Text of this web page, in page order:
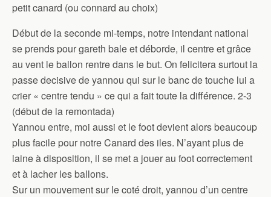
petit canard (ou connard au choix)
Début de la seconde mi-temps, notre intendant national
se prends pour gareth bale et déborde, il centre et grâce
au vent le ballon rentre dans le but. On felicitera surtout la
passe decisive de yannou qui sur le banc de touche lui a
crier « centre tendu » ce qui a fait toute la différence. 2-3
(début de la remontada)
Yannou entre, moi aussi et le foot devient alors beaucoup
plus facile pour notre Canard des iles. N’ayant plus de
laine à disposition, il se met a jouer au foot correctement
et à lacher les ballons.
Sur un mouvement sur le coté droit, yannou d’un centre